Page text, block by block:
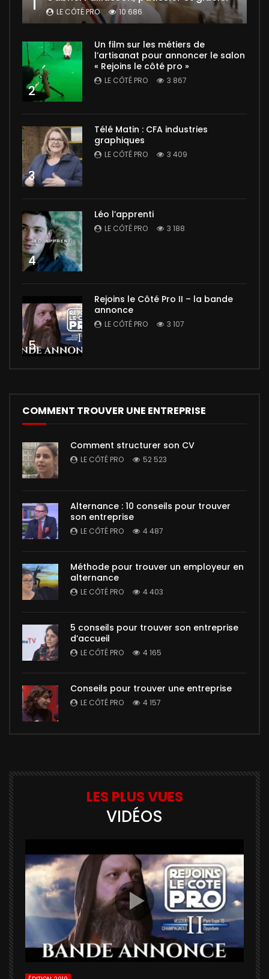
LE CÔTÉ PRO 10 686
2
Un film sur les métiers de
l’artisanat pour annoncer le salon
« Rejoins le côté pro »
LE CÔTÉ PRO 3 867
3
Télé Matin : CFA industries
graphiques
LE CÔTÉ PRO 3 409
4
Léo l’apprenti
LE CÔTÉ PRO 3 188
5
Rejoins le Côté Pro II – la bande
annonce
LE CÔTÉ PRO 3 107
COMMENT TROUVER UNE ENTREPRISE
Comment structurer son CV
LE CÔTÉ PRO 52 523
Alternance : 10 conseils pour trouver
son entreprise
LE CÔTÉ PRO 4 487
Méthode pour trouver un employeur en
alternance
LE CÔTÉ PRO 4 403
5 conseils pour trouver son entreprise
d’accueil
LE CÔTÉ PRO 4 165
Conseils pour trouver une entreprise
LE CÔTÉ PRO 4 157
LES PLUS VUES
VIDÉOS